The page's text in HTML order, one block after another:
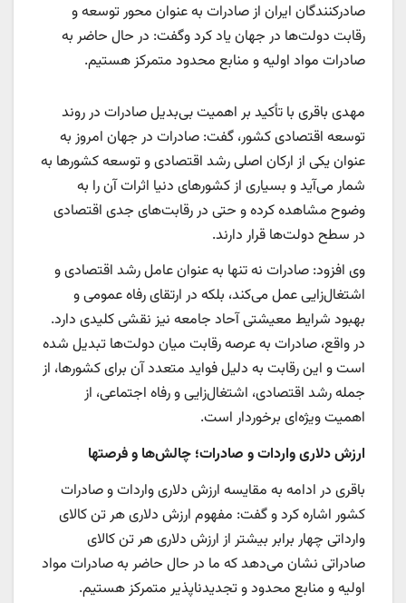
صادرکنندگان ایران از صادرات به عنوان محور توسعه و
رقابت دولت‌ها در جهان یاد کرد وگفت: در حال حاضر به
صادرات مواد اولیه و منابع محدود متمرکز هستیم.
مهدی باقری با تأکید بر اهمیت بی‌بدیل صادرات در روند
توسعه اقتصادی کشور، گفت: صادرات در جهان امروز به
عنوان یکی از ارکان اصلی رشد اقتصادی و توسعه کشورها به
شمار می‌آید و بسیاری از کشورهای دنیا اثرات آن را به
وضوح مشاهده کرده و حتی در رقابت‌های جدی اقتصادی
در سطح دولت‌ها قرار دارند.
وی افزود: صادرات نه تنها به عنوان عامل رشد اقتصادی و
اشتغال‌زایی عمل می‌کند، بلکه در ارتقای رفاه عمومی و
بهبود شرایط معیشتی آحاد جامعه نیز نقشی کلیدی دارد.
در واقع، صادرات به عرصه رقابت میان دولت‌ها تبدیل شده
است و این رقابت به دلیل فواید متعدد آن برای کشورها، از
جمله رشد اقتصادی، اشتغال‌زایی و رفاه اجتماعی، از
اهمیت ویژه‌ای برخوردار است.
ارزش دلاری واردات و صادرات؛ چالش‌ها و فرصتها
باقری در ادامه به مقایسه ارزش دلاری واردات و صادرات
کشور اشاره کرد و گفت: مفهوم ارزش دلاری هر تن کالای
وارداتی چهار برابر بیشتر از ارزش دلاری هر تن کالای
صادراتی نشان می‌دهد که ما در حال حاضر به صادرات مواد
اولیه و منابع محدود و تجدیدناپذیر متمرکز هستیم.